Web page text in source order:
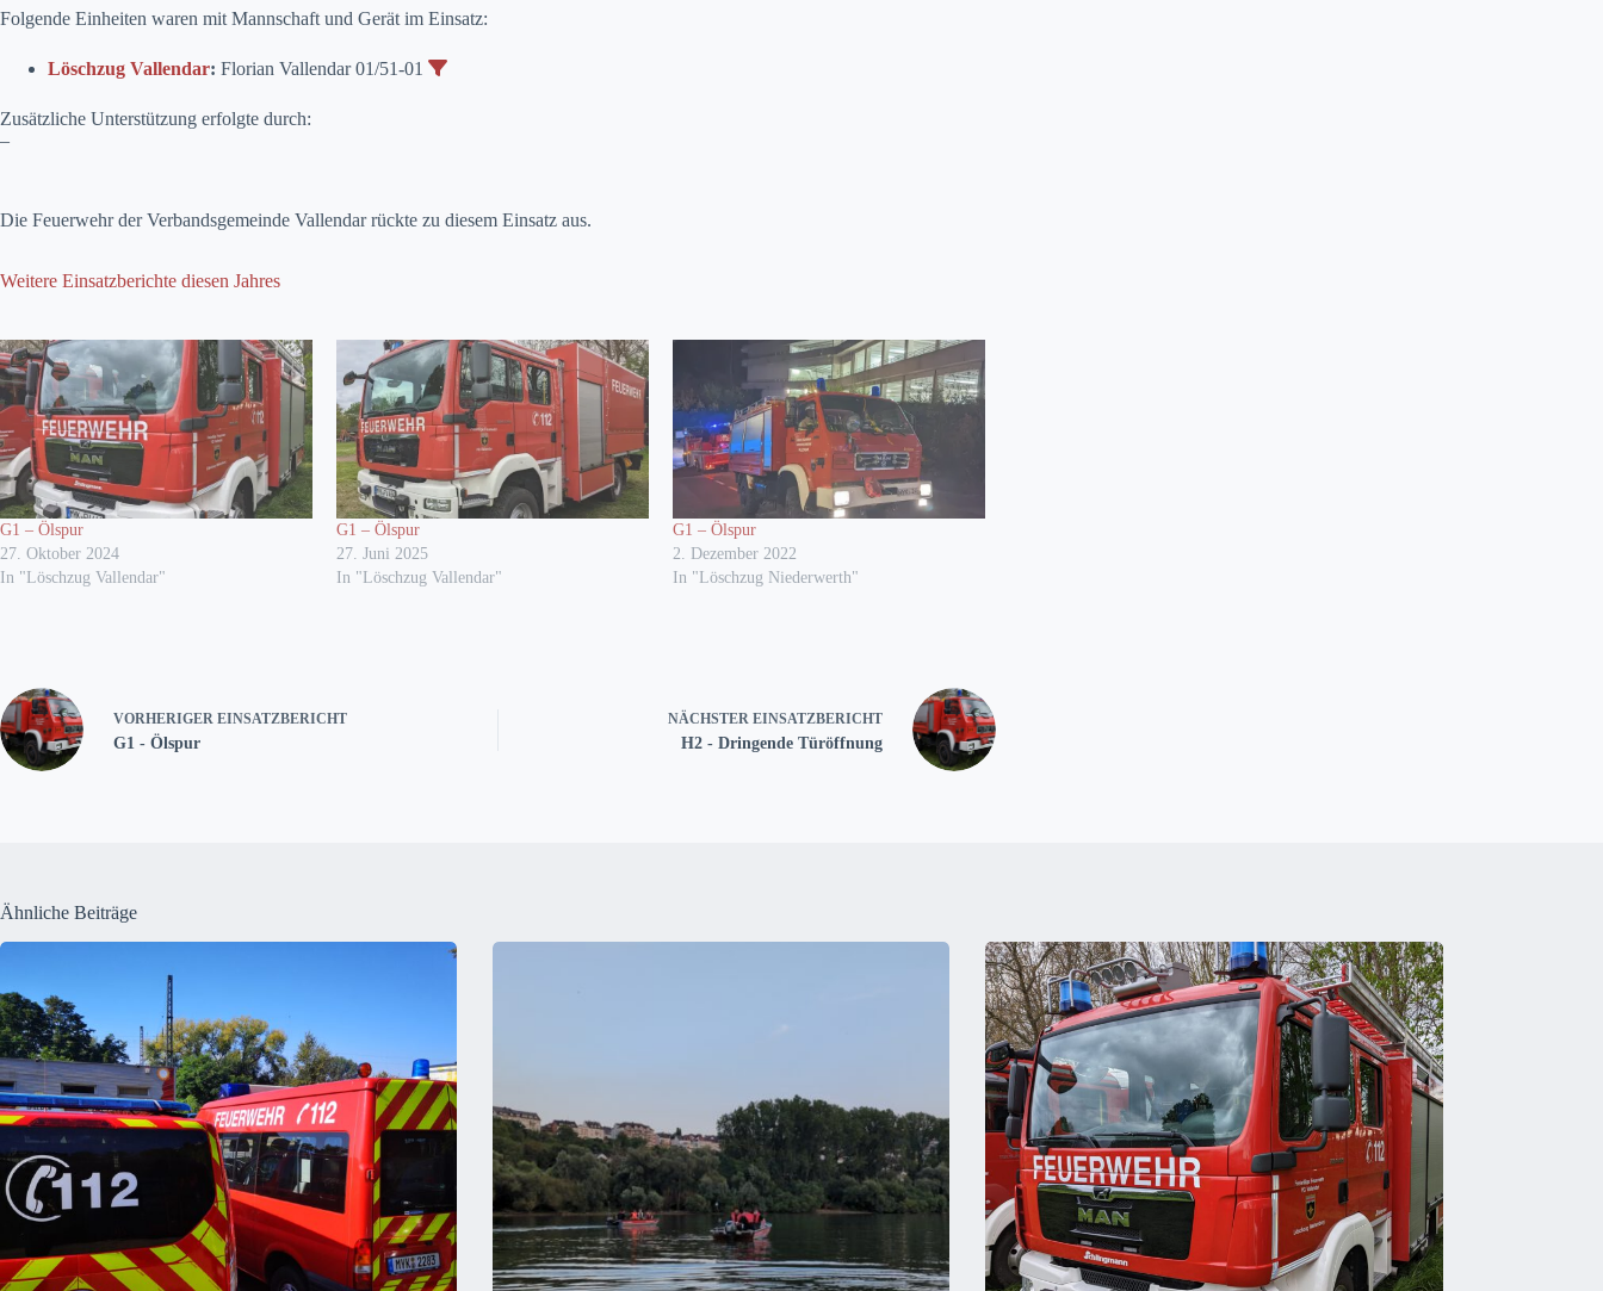
Folgende Einheiten waren mit Mannschaft und Gerät im Einsatz:
Löschzug Vallendar: Florian Vallendar 01/51-01
Zusätzliche Unterstützung erfolgte durch:
–
Die Feuerwehr der Verbandsgemeinde Vallendar rückte zu diesem Einsatz aus.
Weitere Einsatzberichte diesen Jahres
G1 – Ölspur
27. Oktober 2024
In "Löschzug Vallendar"
G1 – Ölspur
27. Juni 2025
In "Löschzug Vallendar"
G1 – Ölspur
2. Dezember 2022
In "Löschzug Niederwerth"
VORHERIGER EINSATZBERICHT
G1 - Ölspur
NÄCHSTER EINSATZBERICHT
H2 - Dringende Türöffnung
Ähnliche Beiträge